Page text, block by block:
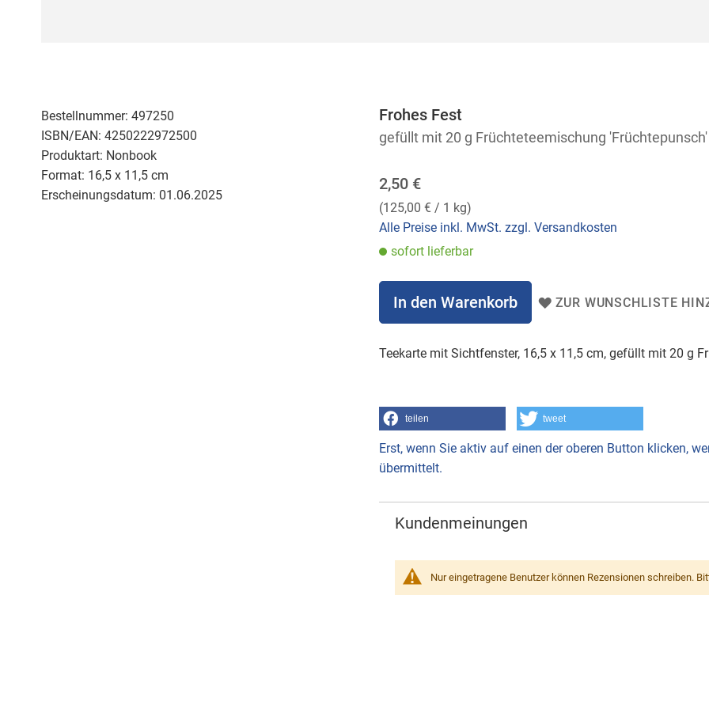
Bestellnummer: 497250
ISBN/EAN: 4250222972500
Produktart: Nonbook
Format: 16,5 x 11,5 cm
Erscheinungsdatum: 01.06.2025
Frohes Fest
gefüllt mit 20 g Früchteteemischung 'Früchtepunsch'
2,50 €
(125,00 € / 1 kg)
Alle Preise inkl. MwSt. zzgl. Versandkosten
sofort lieferbar
In den Warenkorb ZUR WUNSCHLISTE
Teekarte mit Sichtfenster, 16,5 x 11,5 cm, gefüllt mit 20 g
teilen tweet
Erst, wenn Sie aktiv auf einen der oberen Button klicken,
übermittelt.
Kundenmeinungen
Nur eingetragene Benutzer können Rezensionen schreiben.